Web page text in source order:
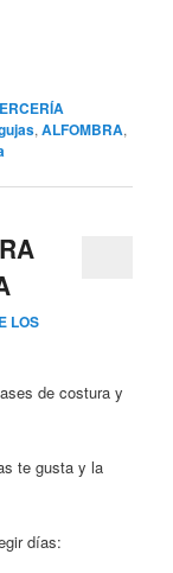
,ALFOMBRA,
LOS
de costura y
te gusta y la
días: